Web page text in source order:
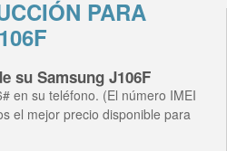
PARA
su Samsung J106F
en su teléfono. (El número IMEI
el mejor precio disponible para